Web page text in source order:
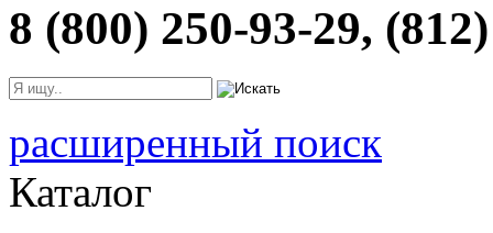
8 (800) 250-93-29,
расширенный поиск
Каталог